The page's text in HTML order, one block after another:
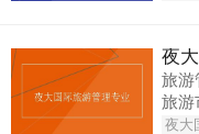
夜
旅游
旅游
夜大